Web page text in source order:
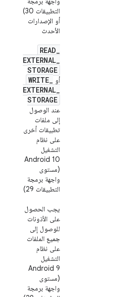
التطبيقات 30)
أو الإصدارات
الأحدث
READ_
EXTERNAL_
STORAGE
أو WRITE_
EXTERNAL_
STORAGE
عند الوصول
إلى ملفات
تطبيقات أخرى
على نظام
التشغيل
Android 10
(مستوى
واجهة برمجة
التطبيقات 29)
يجب الحصول
على الأذونات
للوصول إلى
جميع الملفات
على نظام
التشغيل
Android 9
(مستوى
واجهة برمجة